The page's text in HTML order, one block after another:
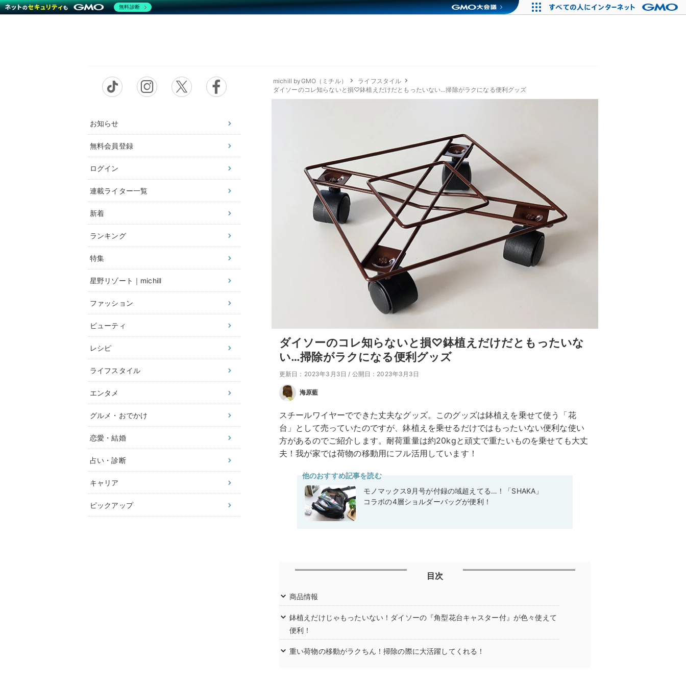
お知らせ
無料会員登録
ログイン
連載ライター一覧
新着
ランキング
特集
星野リゾート｜michill
ファッション
ビューティ
レシピ
ライフスタイル
エンタメ
グルメ・おでかけ
恋愛・結婚
占い・診断
キャリア
ピックアップ
michill byGMO（ミチル）
ライフスタイル
ダイソーのコレ知らないと損♡鉢植えだけだともったいない…掃除がラクになる便利グッズ
ダイソーのコレ知らないと損♡鉢植えだけだともったいな
い…掃除がラクになる便利グッズ
更新日：2023年3月3日 / 公開日：2023年3月3日
海原藍
スチールワイヤーでできた丈夫なグッズ。このグッズは鉢植えを乗せて使う「花
台」として売っていたのですが、鉢植えを乗せるだけではもったいない便利な使い
方があるのでご紹介します。耐荷重量は約20kgと頑丈で重たいものを乗せても大丈
夫！我が家では荷物の移動用にフル活用しています！
他のおすすめ記事を読む
モノマックス9月号が付録の域超えてる…！「SHAKA」
コラボの4層ショルダーバッグが便利！
目次
商品情報
鉢植えだけじゃもったいない！ダイソーの『角型花台キャスター付』が色々使えて
便利！
重い荷物の移動がラクちん！掃除の際に大活躍してくれる！
無料診断